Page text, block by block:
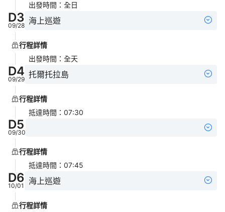
出發時間 ： 全日
D3
09/28 海上巡遊
行程詳情
出發時間 ： 全天
D4
09/29 托爾托拉島
行程詳情
抵達時間 ： 07:30
D5
09/30
行程詳情
抵達時間 ： 07:45
D6
10/01 海上巡遊
行程詳情